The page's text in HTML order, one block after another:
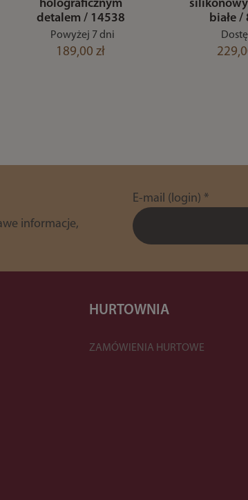
holograficznym
detalem / 14538
Powyżej 7 dni
189,00 zł
białe /
informacje,
E-mail (login) *
HURTOWNIA
ZAMÓWIENIA HURTOWE